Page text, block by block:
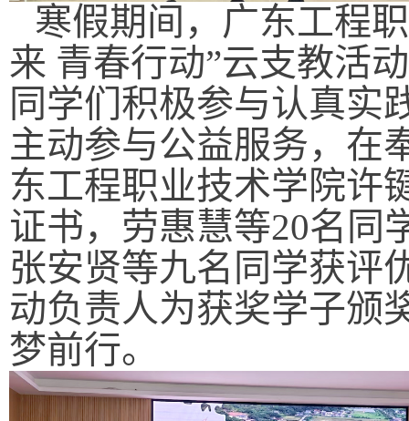
寒假期间，广东工程
来 青春行动”云支教活
同学们积极参与认真实
主动参与公益服务，在
东工程职业技术学院许
证书，劳惠慧等20名同
张安贤等九名同学获评
动负责人为获奖学子颁
梦前行。